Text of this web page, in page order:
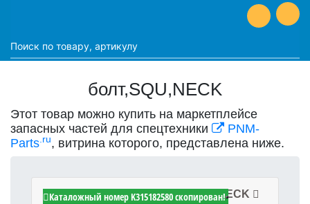
болт,SQU,NECK
Этот товар можно купить на маркетплейсе
запасных частей для спецтехники
PNM-
Parts.ru, витрина которого, представлена ниже.
Kubota K315182580 - BOLT,SQU,NECK
Каталожный номер K315182580 скопирован!